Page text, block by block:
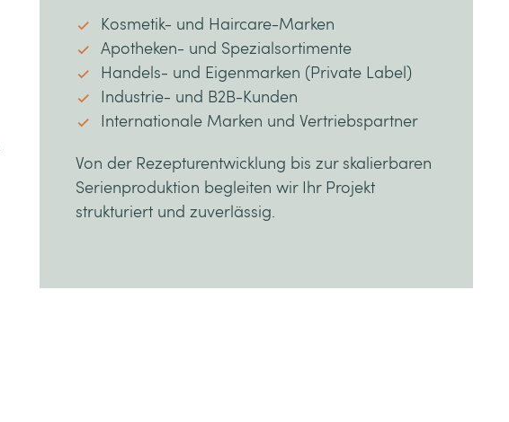
Kosmetik- und Haircare-Marken
Apotheken- und Spezialsortimente
Handels- und Eigenmarken (Private Label)
Industrie- und B2B-Kunden
Internationale Marken und Vertriebspartner
Von der Rezepturentwicklung bis zur skalierbaren
Serienproduktion begleiten wir Ihr Projekt
strukturiert und zuverlässig.